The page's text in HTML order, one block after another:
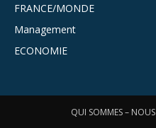
FRANCE/MONDE
Management
ECONOMIE
QUI SOMMES – NOUS